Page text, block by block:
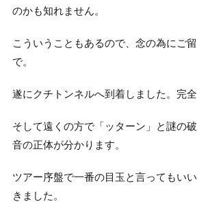
のかも知れません。
こういうこともあるので、念の為にご
で。
遂にクチトンネルへ到着しました。完全
そして遠くの方で「ッターン」と謎の
音の正体が分かります。
ツアー序盤で一番の目玉と言ってもい
きました。